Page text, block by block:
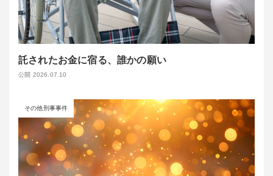
託されたお金に宿る、誰かの願い
公開 2026.07.10
その他刑事事件